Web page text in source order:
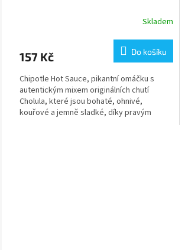
Skladem
157 Kč Do košíku
Chipotle Hot Sauce, pikantní omáčku s
autentickým mixem originálních chutí
Cholula, které jsou bohaté, ohnivé,
kouřové a jemně sladké, díky pravým